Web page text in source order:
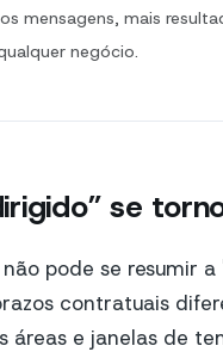
mensagens, mais
negócio.
se
pode se resumir
contratuais
e janelas de